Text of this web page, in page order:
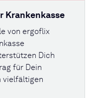
Krankenkasse
von ergoflix
Dich
für Dein
vielfältigen